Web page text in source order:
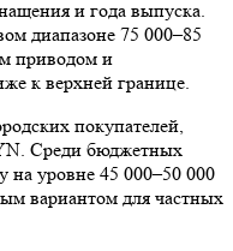
и года выпуска.
диапазоне 75 000–85
приводом и
к верхней границе.
покупателей,
Среди бюджетных
на уровне 45 000–50 000
вариантом для частных